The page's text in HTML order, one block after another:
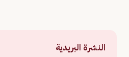
النشرة البريدية